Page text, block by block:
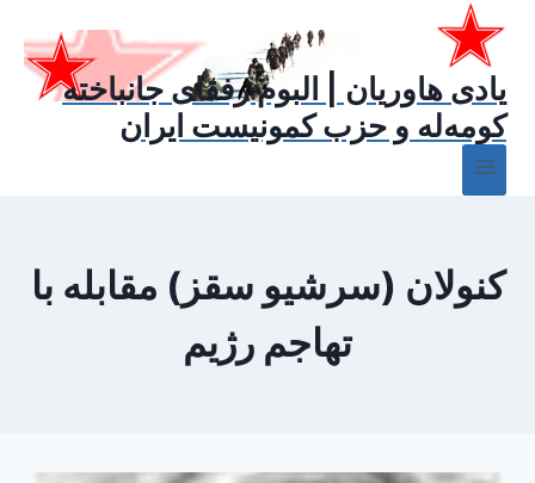
بازگشت
محتوایادی هاوریان | البوم رفقای جانباخته
کومه‌له و حزب کمونیست ایران
کنولان (سرشیو سقز) مقابله با
تهاجم رژیم